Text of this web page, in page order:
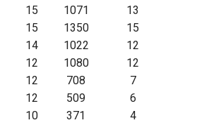
15 1071
13
15 1350
15
14 1022
12
12 1080
12
12 708
7
12 509
6
10 371
4